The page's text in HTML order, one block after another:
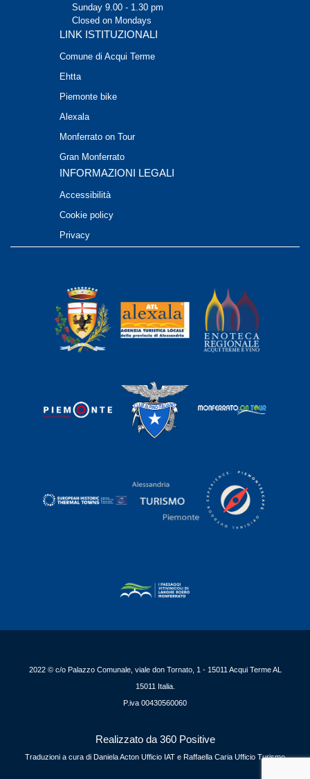
Sunday 9.00 - 1.30 pm
Closed on Mondays
LINK ISTITUZIONALI
Comune di Acqui Terme
Ehtta
Piemonte bike
Alexala
Monferrato on Tour
Gran Monferrato
INFORMAZIONI LEGALI
Accessibilità
Cookie policy
Privacy
2022 © c/o Palazzo Comunale, viale don Tornato, 1 - 15011 Acqui Terme AL
15011 Italia.
P.iva 00430560060
Realizzato da 360 Positive
Traduzioni a cura di Daniela Acton Ufficio IAT e Raffaella Caria Ufficio Turismo